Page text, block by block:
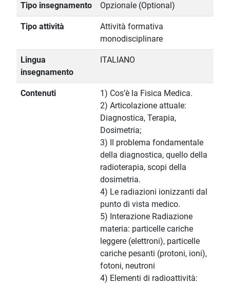
Tipo insegnamento Opzionale (Optional)
Tipo attività
Attività formativa
monodisciplinare
Lingua
insegnamento
ITALIANO
Contenuti
1) Cos’è la Fisica Medica.
2) Articolazione attuale:
Diagnostica, Terapia,
Dosimetria;
3) Il problema fondamentale
della diagnostica, quello della
radioterapia, scopi della
dosimetria.
4) Le radiazioni ionizzanti dal
punto di vista medico.
5) Interazione Radiazione
materia: particelle cariche
leggere (elettroni), particelle
cariche pesanti (protoni, ioni),
fotoni, neutroni
4) Elementi di radioattività: